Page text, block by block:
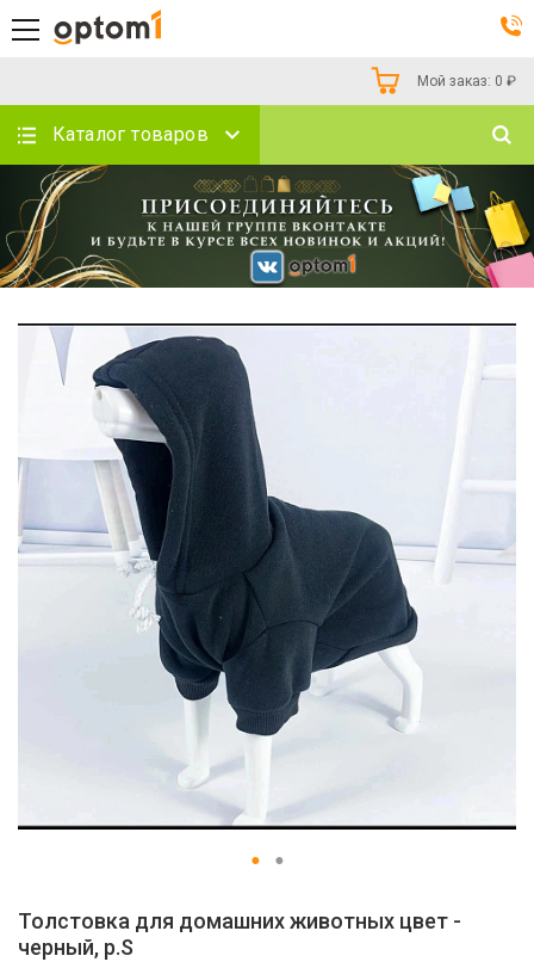
Мой заказ: 0 ₽
Каталог товаров
Толстовка для домашних животных цвет -
черный, р.S